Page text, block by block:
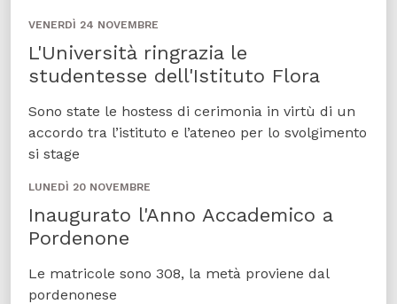
VENERDÌ 24 NOVEMBRE
L'Università ringrazia le
studentesse dell'Istituto Flora
Sono state le hostess di cerimonia in virtù di un
accordo tra l’istituto e l’ateneo per lo svolgimento
si stage
LUNEDÌ 20 NOVEMBRE
Inaugurato l'Anno Accademico a
Pordenone
Le matricole sono 308, la metà proviene dal
pordenonese